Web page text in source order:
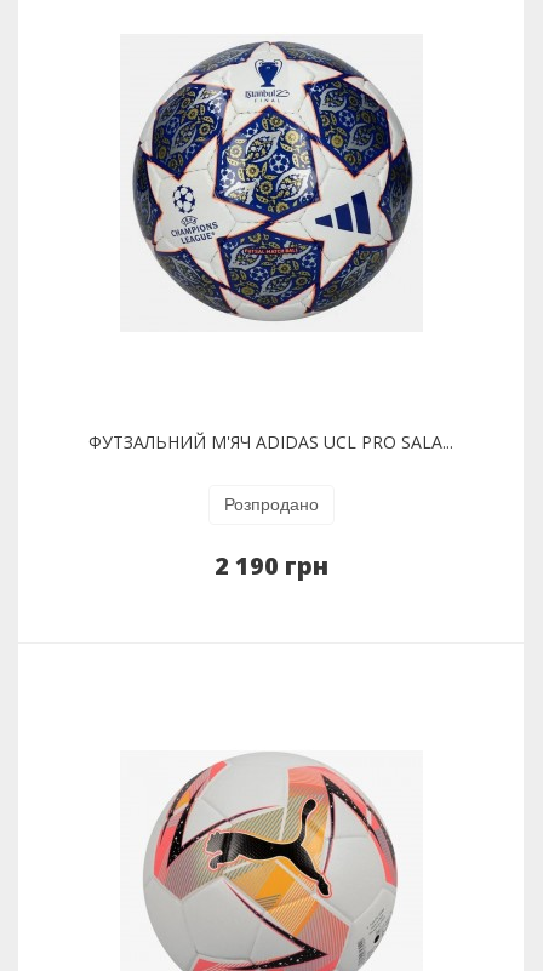
ФУТЗАЛЬНИЙ М'ЯЧ ADIDAS UCL PRO SALA...
Розпродано
2 190 грн